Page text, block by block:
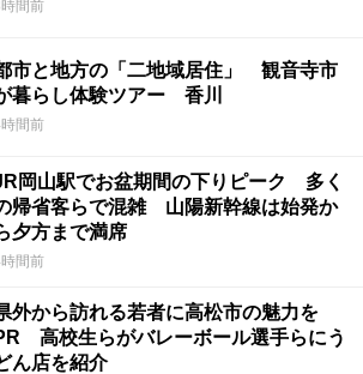
間前
市と地方の「二地域居住」 観音寺市
暮らし体験ツアー 香川
間前
岡山駅でお盆期間の下りピーク 多く
帰省客らで混雑 山陽新幹線は始発か
夕方まで満席
間前
外から訪れる若者に高松市の魅力を
高校生らがバレーボール選手らにう
ん店を紹介